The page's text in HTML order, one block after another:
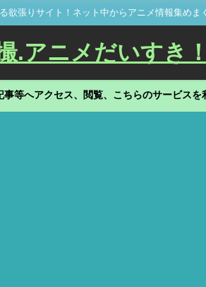
欲張りサイト！ネット中からアニメ情報集めま
.アニメだいすき
等へアクセス、閲覧、こちらのサービス